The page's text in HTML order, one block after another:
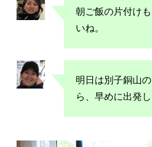
朝ご飯の片付け
いね。
明日は別子銅山
ら、早めに出発し